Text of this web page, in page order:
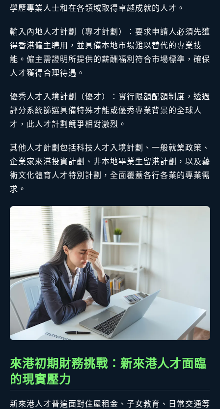
學歷專業人士和在各領域取得卓越成就的人才。
輸入內地人才計劃（專才計劃）：要求申請人必須先獲
得香港僱主聘用，並具備本地市場難以替代的專業技
能。僱主需證明所提供的薪酬福利符合市場標準，確保
人才獲得合理待遇。
優秀人才入境計劃（優才）：實行限額配額制度，透過
評分系統篩選具備特殊才能或優秀專業背景的全球人
才，此人才計劃競爭相對激烈。
其他人才計劃包括科技人才入境計劃、一般就業政策、
企業家來港投資計劃、非本地畢業生留港計劃，以及藝
術文化體育人才特別計劃，全面覆蓋各行各業的專業需
求。
來港初期財務挑戰：新來港人才面臨
的現實壓力
新來港人才普遍面對住屋租金、子女教育、日常交通等